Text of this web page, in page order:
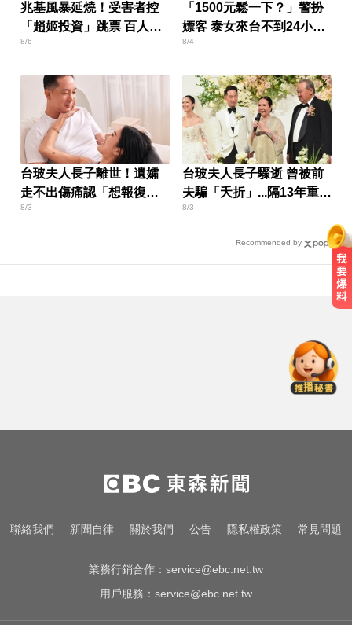
兆基風暴延燒！受害者控
「趙姬投資」跳票 百人怒
組自救會
8/6
「1500元鬆一下？」警扮
嫖客 泰女來台不到24小時
就被逮
8/4
台玻夫人長子離世！遺孀
走不出傷痛認「想報復」
心聲曝
8/3
台玻夫人長子驟逝 曾被前
夫騙「夭折」...隔13年重逢
相認
8/3
Recommended by
德喊：此時不生待何時
緯創股利2度延發史上首例 金管會
說重話：考慮收回股務自辦
10共機、6共艦擾台！6架次越中線
聯絡我們 新聞自律 關於我們 公告 隱私權政策 常見問題
業務行銷合作： service@ebc.net.tw
用戶服務： service@ebc.net.tw